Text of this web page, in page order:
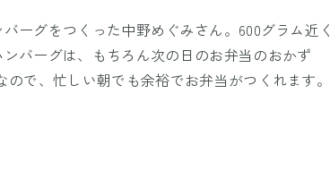
ーグをつくった中野めぐみさん。600グラム近く
バーグは、もちろん次の日のお弁当のおかず
で、忙しい朝でも余裕でお弁当がつくれます。